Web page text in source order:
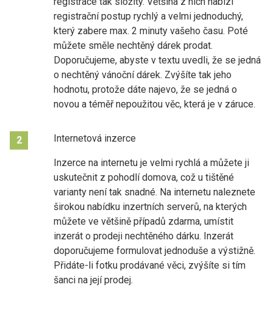
registrační postup rychlý a velmi jednoduchý,
který zabere max. 2 minuty vašeho času. Poté
můžete směle nechtěný dárek prodat.
Doporučujeme, abyste v textu uvedli, že se jedná
o nechtěný vánoční dárek. Zvýšíte tak jeho
hodnotu, protože dáte najevo, že se jedná o
novou a téměř nepoužitou věc, která je v záruce.
2 Internetová inzerce
Inzerce na internetu je velmi rychlá a můžete ji
uskutečnit z pohodlí domova, což u tištěné
varianty není tak snadné. Na internetu naleznete
širokou nabídku inzertních serverů, na kterých
můžete ve většině případů zdarma, umístit
inzerát o prodeji nechtěného dárku. Inzerát
doporučujeme formulovat jednoduše a výstižně.
Přidáte-li fotku prodávané věci, zvýšíte si tím
šanci na její prodej.